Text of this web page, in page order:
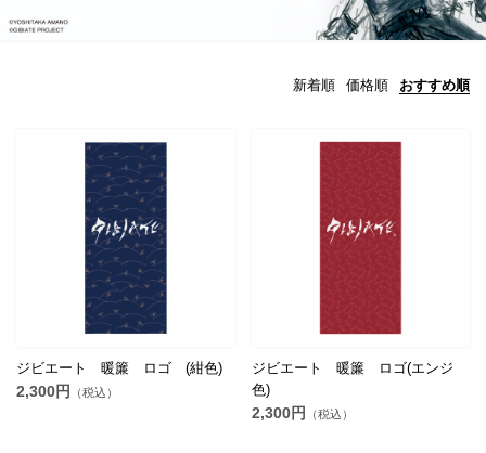
新着順 価格順 おすすめ順
ジビエート 暖簾 ロゴ (紺色)
2,300円 （税込）
ジビエート 暖簾 ロゴ(エンジ
色)
2,300円 （税込）